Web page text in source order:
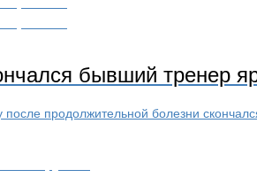
бывший тренер
после продолжительной болезни